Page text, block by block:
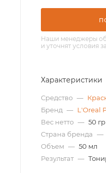
Наши менеджеры
и уточнят условия
Характеристики
Средство —
Бренд — L'Oreal
Вес нетто — 50 гр
Страна бренда —
Объем — 50 мл
Результат —